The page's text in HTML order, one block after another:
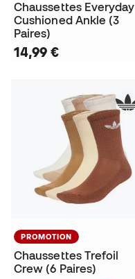
Chaussettes Everyday
Cushioned Ankle (3
Paires)
14,99 €
PROMOTION
Chaussettes Trefoil
Crew (6 Paires)